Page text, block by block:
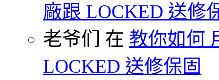
廠跟 LOCKED 送修
老爷们 在 教你如何
LOCKED 送修保固